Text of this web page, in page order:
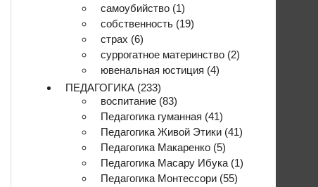
самоубийство (1)
собственность (19)
страх (6)
суррогатное материнство (2)
ювенальная юстиция (4)
ПЕДАГОГИКА (233)
воспитание (83)
Педагогика гуманная (41)
Педагогика Живой Этики (41)
Педагогика Макаренко (5)
Педагогика Масару Ибука (1)
Педагогика Монтессори (55)